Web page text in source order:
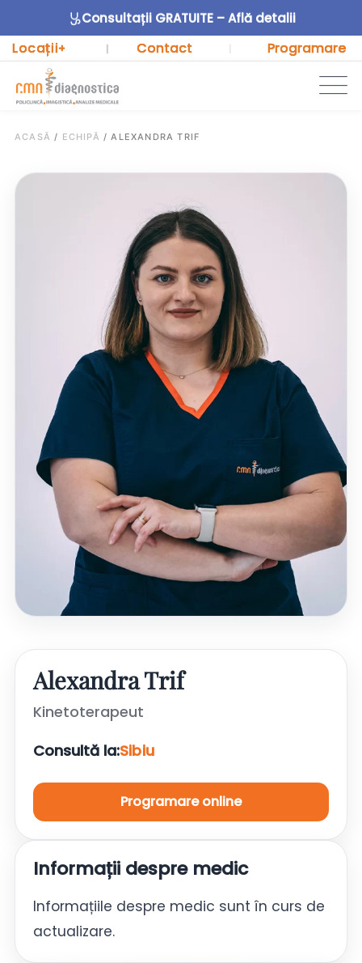
Consultații GRATUITE – Află detalii
Locații+ | Contact Programare
ACASĂ / ECHIPĂ /ALEXANDRA TRIF
Alexandra Trif
Kinetoterapeut
Consultă la:Sibiu
Programare online
Informații despre medic
Informațiile despre medic sunt în curs de
actualizare.